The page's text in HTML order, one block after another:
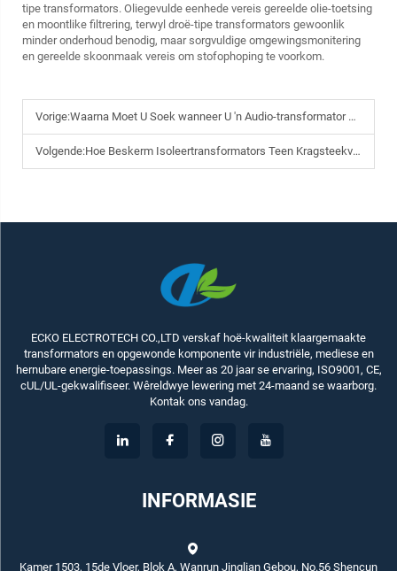
tipe transformators. Oliegevulde eenhede vereis gereelde olie-toetsing
en moontlike filtrering, terwyl droë-tipe transformators gewoonlik
minder onderhoud benodig, maar sorgvuldige omgewingsmonitering
en gereelde skoonmaak vereis om stofophoping te voorkom.
Vorige:Waarna Moet U Soek wanneer U 'n Audio-transformator Kies?
Volgende:Hoe Beskerm Isoleertransformators Teen Kragsteekvlamme en Lekkasies?
ECKO ELECTROTECH CO.,LTD verskaf hoë-kwaliteit klaargemaakte
transformators en opgewonde komponente vir industriële, mediese en
hernubare energie-toepassings. Meer as 20 jaar se ervaring, ISO9001, CE,
cUL/UL-gekwalifiseer. Wêreldwye lewering met 24-maand se waarborg.
Kontak ons vandag.
INFORMASIE
Kamer 1503, 15de Vloer, Blok A, Wanrun Jinglian Gebou, No.56 Shencun